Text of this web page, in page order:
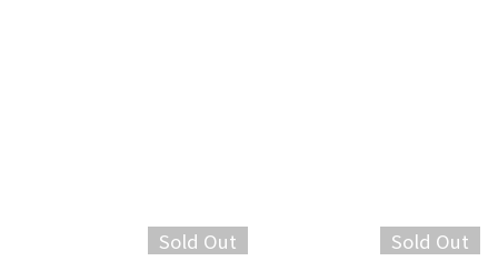
Sold Out Sold Out